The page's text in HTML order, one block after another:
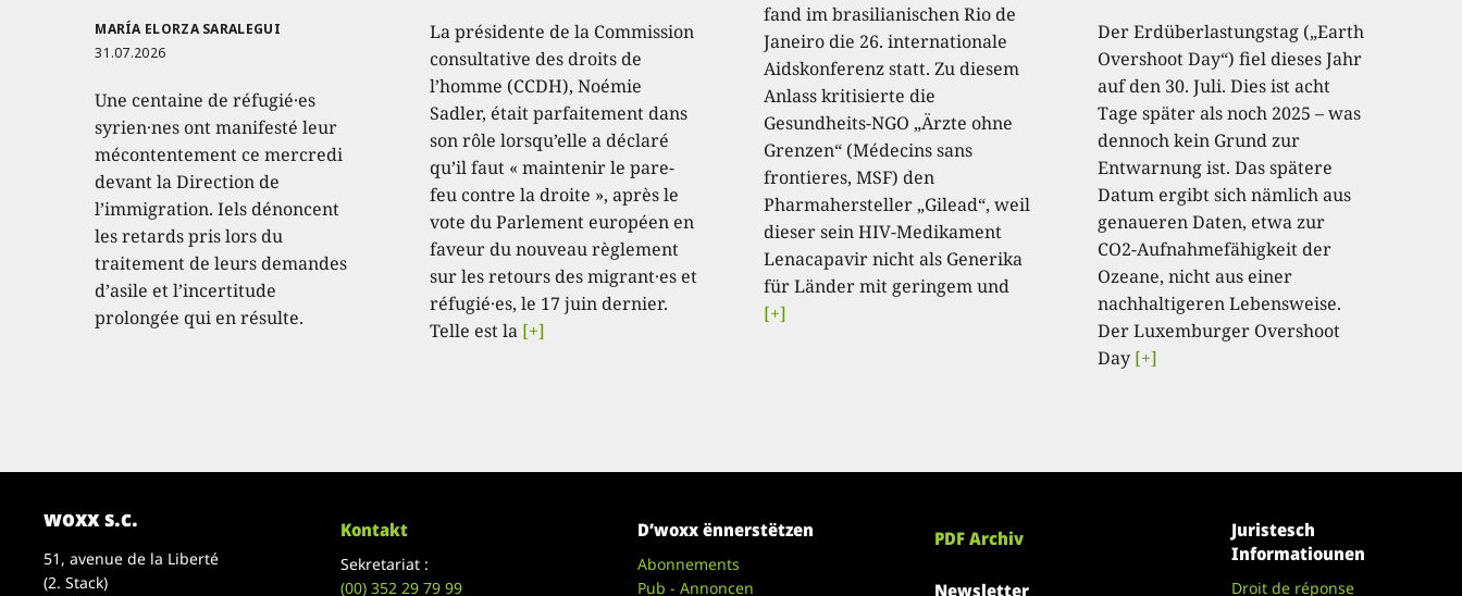
MARÍA ELORZA SARALEGUI
31.07.2026
Une centaine de réfugié·es
syrien·nes ont manifesté leur
mécontentement ce mercredi
devant la Direction de
l’immigration. Iels dénoncent
les retards pris lors du
traitement de leurs demandes
d’asile et l’incertitude
prolongée qui en résulte.
La présidente de la Commission
consultative des droits de
l’homme (CCDH), Noémie
Sadler, était parfaitement dans
son rôle lorsqu’elle a déclaré
qu’il faut « maintenir le pare-
feu contre la droite », après le
vote du Parlement européen en
faveur du nouveau règlement
sur les retours des migrant·es et
réfugié·es, le 17 juin dernier.
Telle est la [+]
fand im brasilianischen Rio de
Janeiro die 26. internationale
Aidskonferenz statt. Zu diesem
Anlass kritisierte die
Gesundheits-NGO „Ärzte ohne
Grenzen“ (Médecins sans
frontieres, MSF) den
Pharmahersteller „Gilead“, weil
dieser sein HIV-Medikament
Lenacapavir nicht als Generika
für Länder mit geringem und
[+]
Der Erdüberlastungstag („Earth
Overshoot Day“) fiel dieses Jahr
auf den 30. Juli. Dies ist acht
Tage später als noch 2025 – was
dennoch kein Grund zur
Entwarnung ist. Das spätere
Datum ergibt sich nämlich aus
genaueren Daten, etwa zur
CO2-Aufnahmefähigkeit der
Ozeane, nicht aus einer
nachhaltigeren Lebensweise.
Der Luxemburger Overshoot
Day [+]
woxx s.c.
51, avenue de la Liberté
(2. Stack)
Kontakt
Sekretariat :
(00)352 29 79 99
D’woxx ënnerstëtzen
Abonnements
Pub - Annoncen
PDF Archiv
Newsletter
Juristesch
Informatiounen
Droit de réponse